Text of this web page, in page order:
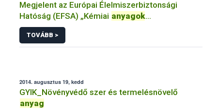
Megjelent az Európai Élelmiszerbiztonsági
Hatóság (EFSA) „Kémiai anyagok
élelmiszereinkben
TOVÁBB >
2014. augusztus 19, kedd
GYIK_Növényvédő szer és termelésnövelő
anyag